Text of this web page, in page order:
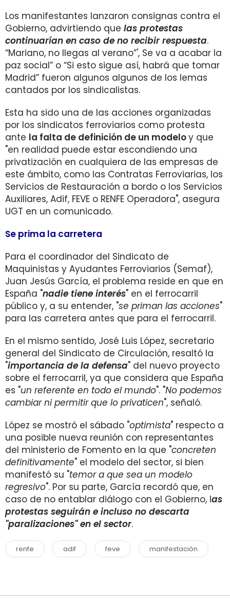
Los manifestantes lanzaron consignas contra el
Gobierno, advirtiendo que las protestas
continuarían en caso de no recibir respuesta.
“Mariano, no llegas al verano”', Se va a acabar la
paz social” o “Si esto sigue así, habrá que tomar
Madrid” fueron algunos algunos de los lemas
cantados por los sindicalistas.
Esta ha sido una de las acciones organizadas
por los sindicatos ferroviarios como protesta
ante la falta de definición de un modeloy que
"en realidad puede estar escondiendo una
privatización en cualquiera de las empresas de
este ámbito, como las Contratas Ferroviarias, los
Servicios de Restauración a bordo o los Servicios
Auxiliares, Adif, FEVE o RENFE Operadora", asegura
UGT en un comunicado.
Se prima la carretera
Para el coordinador del Sindicato de
Maquinistas y Ayudantes Ferroviarios (Semaf),
Juan Jesús García, el problema reside en que en
España "nadie tiene interés" en el ferrocarril
público y, a su entender, "se priman las acciones"
para las carretera antes que para el ferrocarril.
En el mismo sentido, José Luis López, secretario
general del Sindicato de Circulación, resaltó la
"importancia de la defensa" del nuevo proyecto
sobre el ferrocarril, ya que considera que España
es "un referente en todo el mundo". "No podemos
cambiar ni permitir que lo privaticen", señaló.
López se mostró el sábado "optimista" respecto a
una posible nueva reunión con representantes
del ministerio de Fomento en la que "concreten
definitivamente" el modelo del sector, si bien
manifestó su "temor a que sea un modelo
regresivo". Por su parte, García recordó que, en
caso de no entablar diálogo con el Gobierno, las
protestas seguirán e incluso no descarta
"paralizaciones" en el sector.
renfe adif feve manifestación